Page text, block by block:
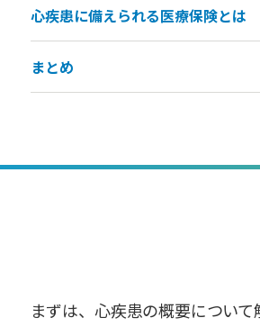
心疾患に備えられる医療保険とは
まとめ
まずは、心疾患の概要について